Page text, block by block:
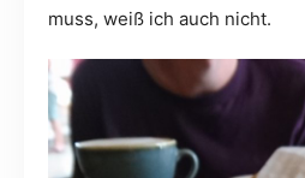
muss, weiß ich auch nicht.